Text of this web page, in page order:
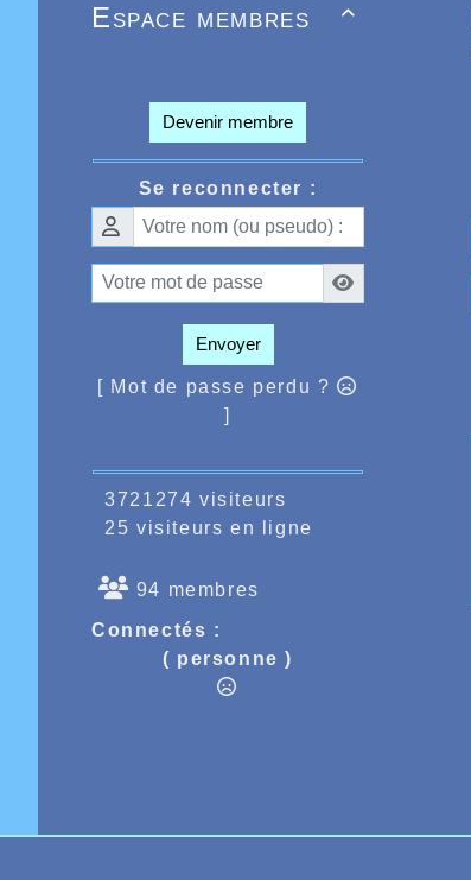

Espace membres
Devenir membre
Se reconnecter :
Envoyer
[ Mot de passe perdu ?
]
3721274 visiteurs
25 visiteurs en ligne
94 membres
Connectés :
( personne )